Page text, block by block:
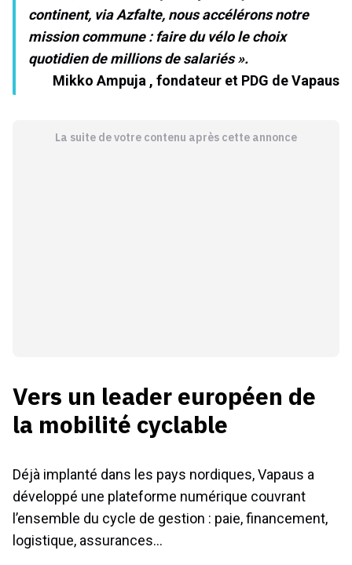
continent, via Azfalte, nous accélérons notre
mission commune : faire du vélo le choix
quotidien de millions de salariés ».
Mikko Ampuja , fondateur et PDG de Vapaus
La suite de votre contenu après cette annonce
Vers un leader européen de
la mobilité cyclable
Déjà implanté dans les pays nordiques, Vapaus a
développé une plateforme numérique couvrant
l’ensemble du cycle de gestion : paie, financement,
logistique, assurances…